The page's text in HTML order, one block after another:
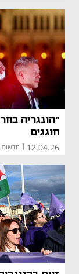
"הונגריה
חוגגים
12.04.26
| חדשות